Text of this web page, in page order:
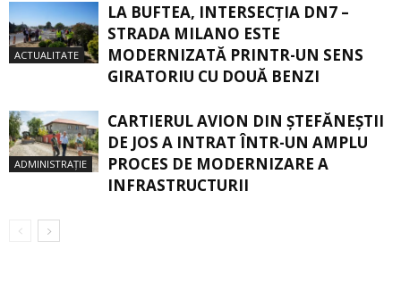
ACTUALITATE
LA BUFTEA, INTERSECŢIA DN7 –
STRADA MILANO ESTE
MODERNIZATĂ PRINTR-UN SENS
GIRATORIU CU DOUĂ BENZI
ADMINISTRAȚIE
CARTIERUL AVION DIN ŞTEFĂNEŞTII
DE JOS A INTRAT ÎNTR-UN AMPLU
PROCES DE MODERNIZARE A
INFRASTRUCTURII